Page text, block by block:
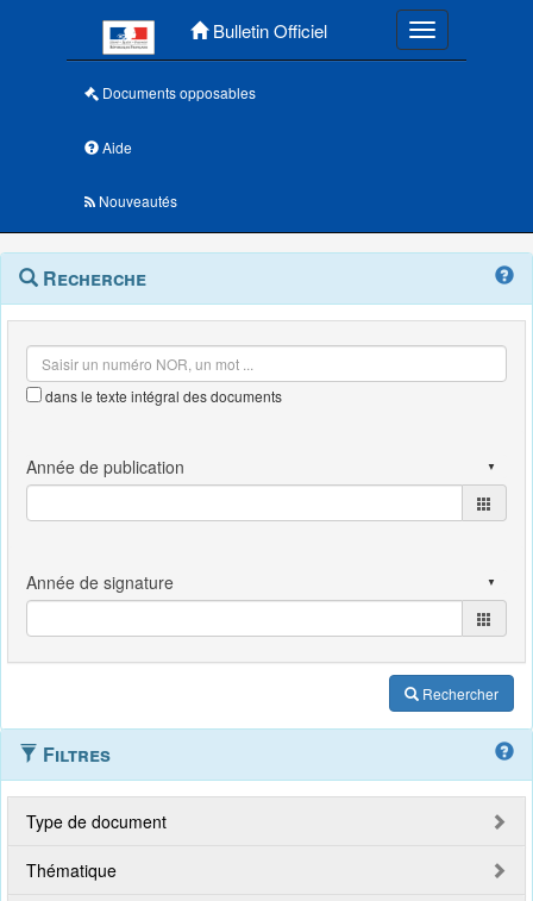
Bulletin Officiel Toggle
Documents opposables
Aide
Nouveautés
Navigation
outils
Menu
contextuel
Recherche
dans le texte intégral des documents
Rechercher
Filtres
Type de document
Thématique